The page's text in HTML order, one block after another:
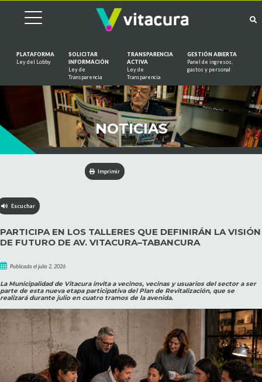
PLATAFORMA
Ley del Lobby
SOLICITAR
INFORMACIÓN
Ley de
Transparencia
TRANSPARENCIA
ACTIVA
Ley de
Transparencia
GESTIÓN ABIERTA
Panel de ingresos,
gastos y personal
NOTICIAS
Imprimir
Escuchar
PARTICIPA EN LOS TALLERES QUE DEFINIRÁN LA VISIÓN
DE FUTURO DE AV. VITACURA–TABANCURA
Publicado el julio 2, 2026
La Municipalidad de Vitacura invita a vecinos, vecinas y usuarios del sector a ser
parte de esta nueva etapa participativa del Plan de Revitalización, que se
realizará durante julio en cuatro tramos de la avenida.